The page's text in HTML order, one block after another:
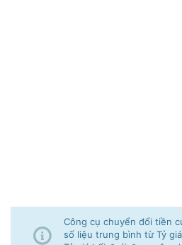
Công cụ chuyển đổi tiền
số liệu trung bình từ Tỷ